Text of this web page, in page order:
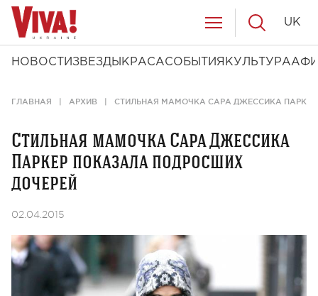
НОВОСТИ ЗВЕЗДЫ КРАСАСОБЫТИЯ КУЛЬТУРА
UK
ГЛАВНАЯ АРХИВ СТИЛЬНАЯ МАМОЧКА САРА ДЖЕССИКА
Стильная мамочка Сара Джессика
Паркер показала подросших
дочерей
02.04.2015